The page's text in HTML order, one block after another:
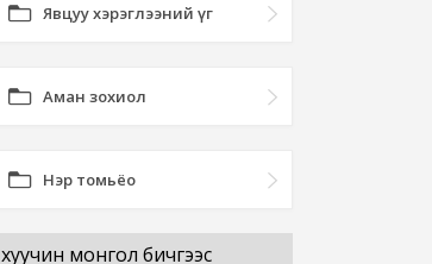
Явцуу хэрэглээний үг
Аман зохиол
Нэр томьёо
хуучин монгол бичгээс